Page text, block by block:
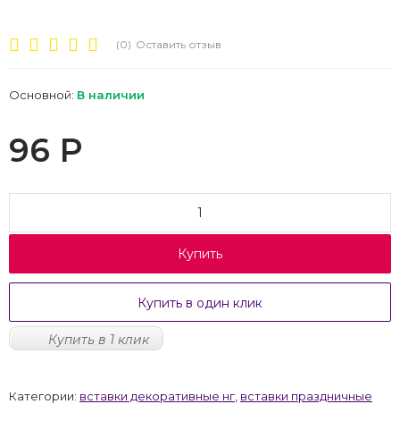
(0) Оставить отзыв
Основной: В наличии
96 Р
Купить
Купить в один клик
Купить в 1 клик
Категории: вставки декоративные нг вставки праздничные